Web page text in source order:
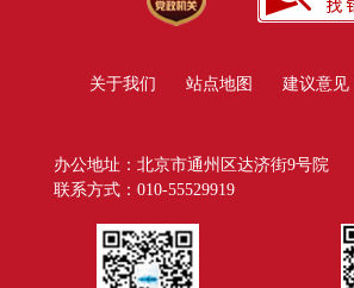
关于我们 站点地图 建议意见
办公地址：北京市通州区达济街9号院
联系方式：010-55529919